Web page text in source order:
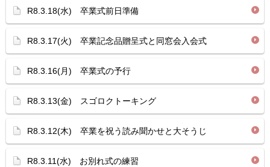
R8.3.18(水) 卒業式前日準備
R8.3.17(火) 卒業記念品贈呈式と同窓会入会式
R8.3.16(月) 卒業式の予行
R8.3.13(金) スゴロクトーキング
R8.3.12(木) 卒業を祝う読み聞かせと大そうじ
R8.3.11(水) お別れ式の練習